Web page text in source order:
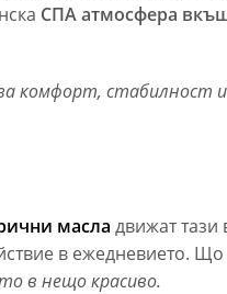
СПА атмосфера
комфорт, стабилност
масла движат тази
в ежедневието. Що
в нещо красиво.